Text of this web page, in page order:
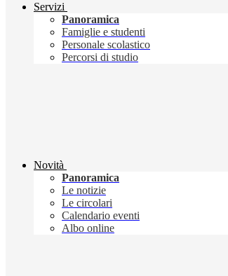
Servizi
Panoramica
Famiglie e studenti
Personale scolastico
Percorsi di studio
Novità
Panoramica
Le notizie
Le circolari
Calendario eventi
Albo online